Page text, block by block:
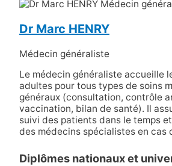
Dr Marc HENRY
Médecin généraliste
Le médecin généraliste accueille
adultes pour tous types de soins
généraux (consultation, contrôle
vaccination, bilan de santé). Il
suivi des patients dans le temps
des médecins spécialistes en cas
Diplômes nationaux et